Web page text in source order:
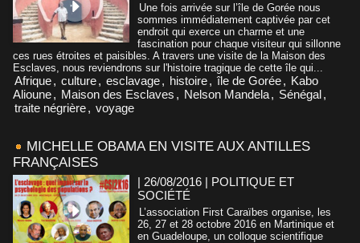
Une fois arrivée sur l’île de Gorée nous
sommes immédiatement captivée par cet
endroit qui exerce un charme et une
fascination pour chaque visiteur qui sillonne
ces rues étroites et paisibles. A travers une visite de la Maison des
Esclaves, nous reviendrons sur l'histoire tragique de cette île qui...
Afrique, culture, esclavage, histoire, île de Gorée, Kabo
Alioune, Maison des Esclaves , Nelson Mandela, Sénégal,
traite négrière, voyage
MICHELLE OBAMA EN VISITE AUX ANTILLES
FRANÇAISES
| 26/08/2016 | POLITIQUE ET
SOCIÉTÉ
L’association First Caraïbes organise, les
26, 27 et 28 octobre 2016 en Martinique et
en Guadeloupe, un colloque scientifique